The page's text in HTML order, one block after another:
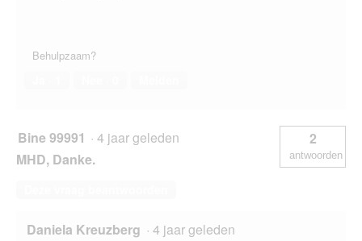
Behulpzaam?
Bine 99991 · 4 jaar geleden
MHD, Danke.
2
antwoorden
Daniela Kreuzberg · 4 jaar geleden